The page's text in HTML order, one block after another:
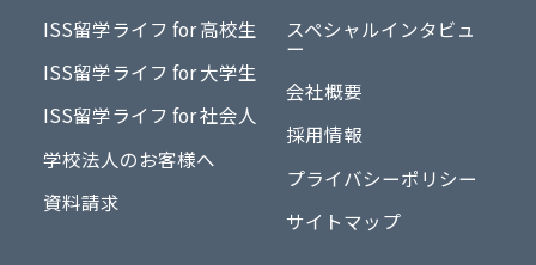
ISS留学ライフ for 高校生
ISS留学ライフ for 大学生
ISS留学ライフ for 社会人
学校法人のお客様へ
資料請求
スペシャルインタビュ
ー
会社概要
採用情報
プライバシーポリシー
サイトマップ